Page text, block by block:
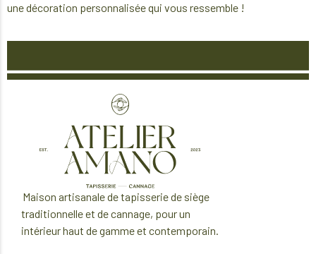
une décoration personnalisée qui vous ressemble !
Maison artisanale de tapisserie de siège
traditionnelleet de cannage, pour un
intérieur haut de gamme et contemporain.